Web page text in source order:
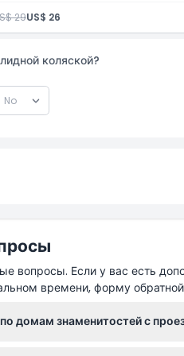
29US$ 26
коляской?
вопросы. Если у вас есть
времени, форму
домам знаменитостей с